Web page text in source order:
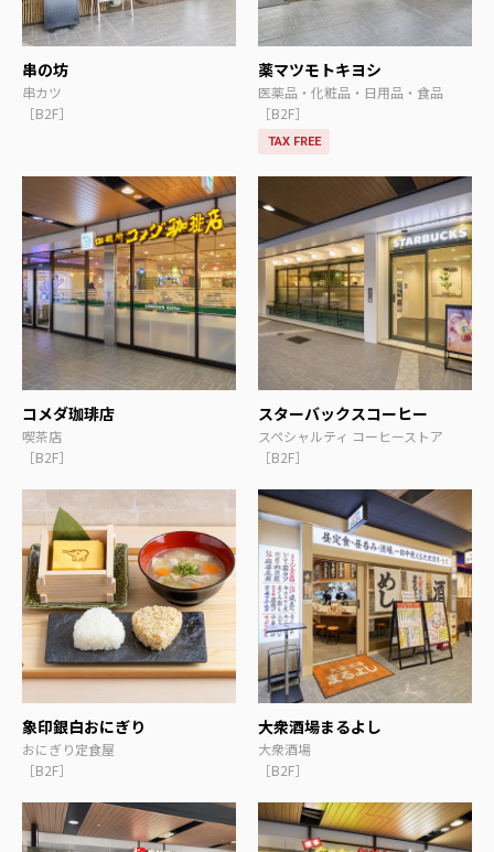
串の坊
串カツ
［B2F］
薬マツモトキヨシ
医薬品・化粧品・日用品・食品
［B2F］
TAX FREE
コメダ珈琲店
喫茶店
［B2F］
スターバックスコーヒー
スペシャルティ コーヒーストア
［B2F］
象印銀白おにぎり
おにぎり定食屋
［B2F］
大衆酒場まるよし
大衆酒場
［B2F］